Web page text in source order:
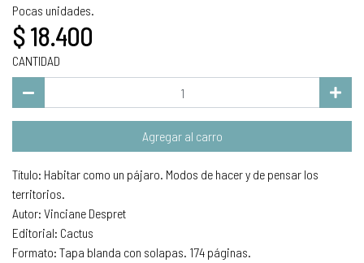
Pocas unidades.
$ 18.400
CANTIDAD
Agregar al carro
Título: Habitar como un pájaro. Modos de hacer y de pensar los
territorios.
Autor: Vinciane Despret
Editorial: Cactus
Formato: Tapa blanda con solapas. 174 páginas.